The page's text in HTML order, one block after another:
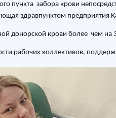
пункта забора крови
здравпунктом предприятия
донорской крови более чем на
рабочих коллективов,